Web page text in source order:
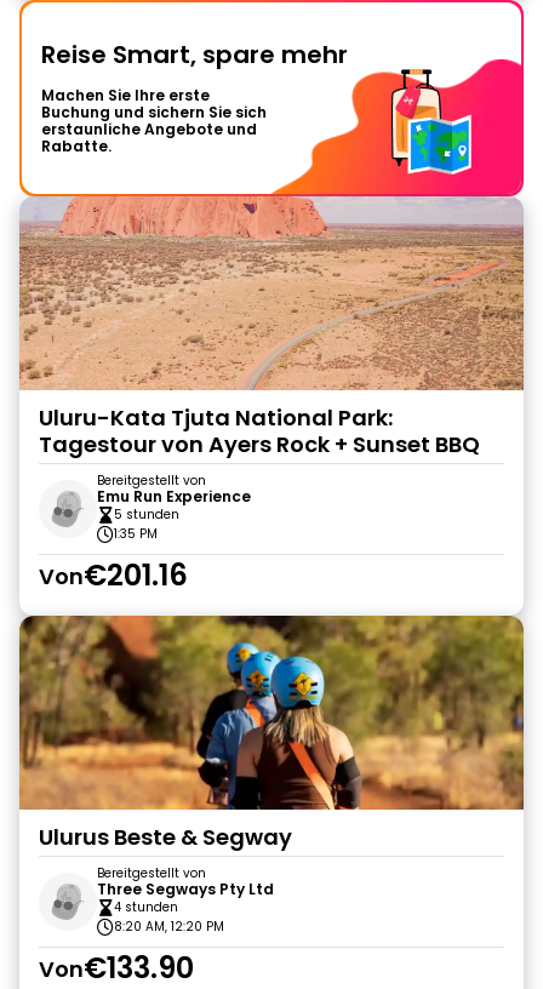
Reise Smart, spare mehr
Machen Sie Ihre erste
Buchung und sichern Sie sich
erstaunliche Angebote und
Rabatte.
Uluru-Kata Tjuta National Park:
Tagestour von Ayers Rock + Sunset BBQ
Bereitgestellt von
Emu Run Experience
5 stunden
1:35 PM
Von€201.16
Ulurus Beste & Segway
Bereitgestellt von
Three Segways Pty Ltd
4 stunden
8:20 AM, 12:20 PM
Von€133.90